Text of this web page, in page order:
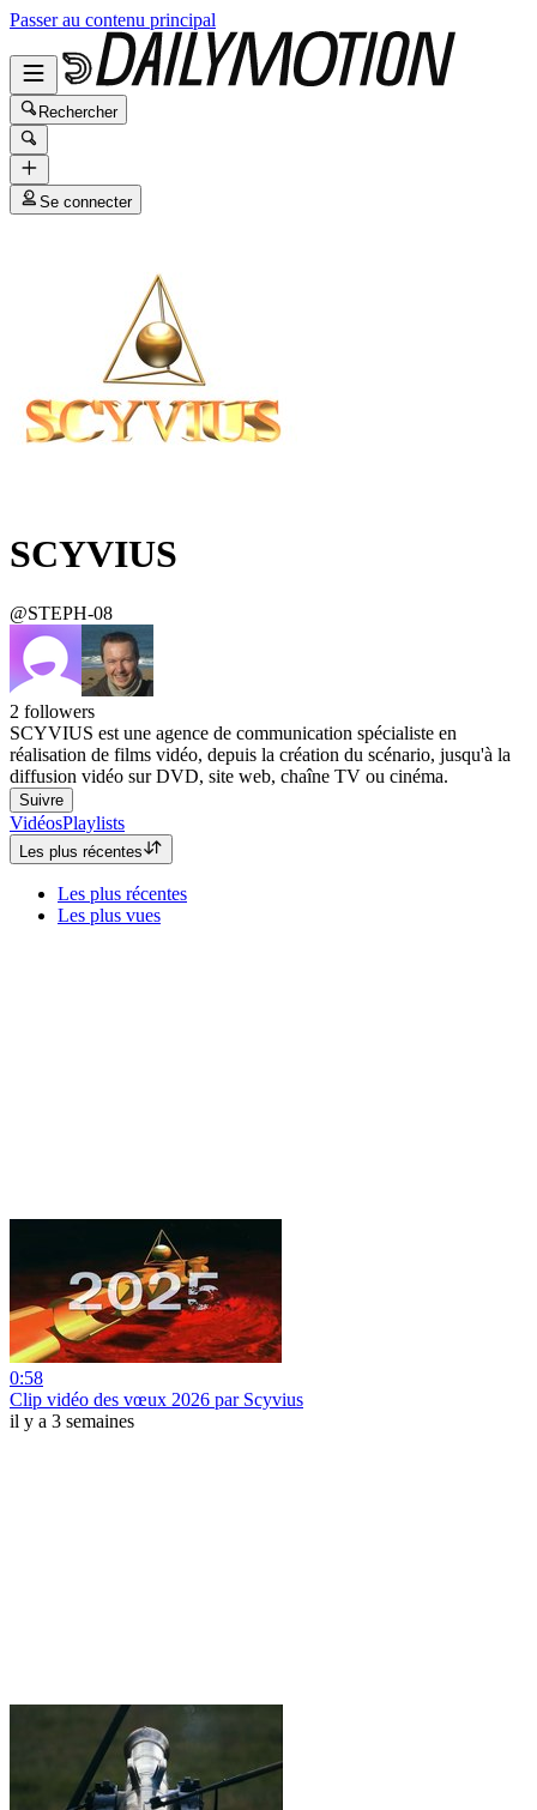
Passer au contenu principal
Rechercher
Se connecter
SCYVIUS
@STEPH-08
2 followers
SCYVIUS est une agence de communication spécialiste en
réalisation de films vidéo, depuis la création du scénario, jusqu'à la
diffusion vidéo sur DVD, site web, chaîne TV ou cinéma.
Suivre
VidéosPlaylists
Les plus récentes
Les plus récentes
Les plus vues
0:58
Clip vidéo des vœux 2026 par Scyvius
il y a 3 semaines